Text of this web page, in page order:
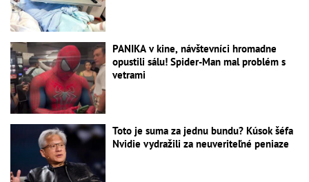
PANIKA v kine, návštevníci hromadne
opustili sálu! Spider-Man mal problém s
vetrami
Toto je suma za jednu bundu? Kúsok šéfa
Nvidie vydražili za neuveriteľné peniaze